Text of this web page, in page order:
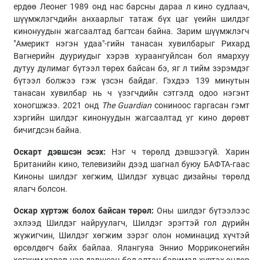
ердөө Леонег 1989 онд нас барсны дараа л кино судлаач,
шүүмжлэгчдийн анхаарлыг татаж бүх цаг үеийн шилдэг
кинонуудын жагсаалтад багтсан байна. Зарим шүүмжлэгч
"Америкт нэгэн удаа"-гийн танасан хувилбарыг Рихард
Вагнерийн дууриудыг хэрэв хураангуйлсан бол ямархуу
дутуу дулимаг бүтээл төрөх байсан бэ, яг л тийм зэрэмдэг
бүтээл болжээ гэж үзсэн байдаг. Гэхдээ 139 минутын
танасан хувилбар нь ч үзэгчдийн сэтгэлд одоо нэгэнт
хоногшжээ. 2021 онд The Guardian cониноос гаргасан гэмт
хэргийн шилдэг кинонуудын жагсаалтад уг кино дөрөвт
бичигдсэн байна.
Оскарт дэвшсэн эсэх: Нэг ч төрөлд дэвшээгүй. Харин
Британийн кино, телевизийн дээд шагнал буюу БАФТА-гаас
Киноны шилдэг хөгжим, Шилдэг хувцас дизайны төрөлд
ялагч болсон.
Оскар хүртэж болох байсан төрөл: Оны шилдэг бүтээлээс
эхлээд Шилдэг найруулагч, Шилдэг эрэгтэй гол дүрийн
жүжигчин, Шилдэг хөгжим зэрэг олон номинацид хүчтэй
өрсөлдөгч байх байлаа. Ялангуяа Эннио Морриконегийн